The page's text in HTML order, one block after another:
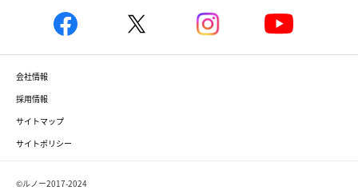
会社情報
採用情報
サイトマップ
サイトポリシー
©ルノー2017-2024